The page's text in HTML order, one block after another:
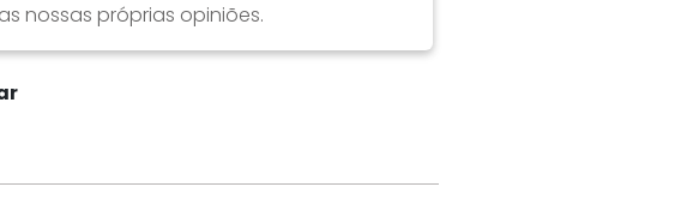
nossas próprias opiniões.